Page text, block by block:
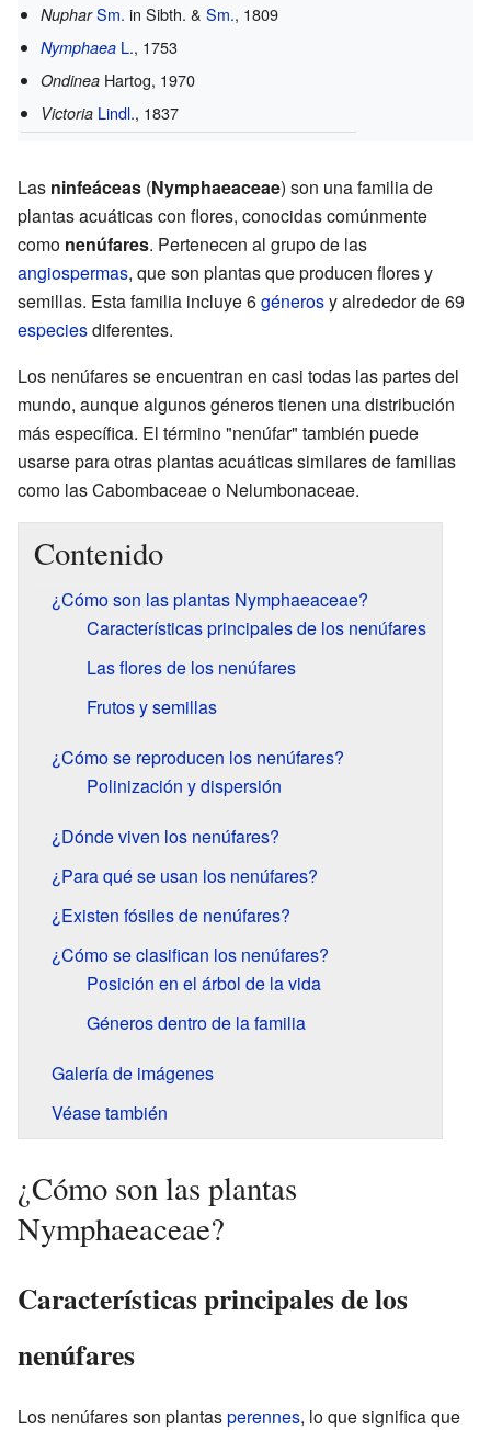
Nuphar Sm. in Sibth. & Sm., 1809
Nymphaea L., 1753
OndineaHartog, 1970
Victoria Lindl., 1837
Las ninfeáceas (Nymphaeaceae) son una familia de
plantas acuáticas con flores, conocidas comúnmente
como nenúfares. Pertenecen al grupo de las
angiospermas, que son plantas que producen flores y
semillas. Esta familia incluye 6génerosy alrededor de 69
especiesdiferentes.
Los nenúfares se encuentran en casi todas las partes del
mundo, aunque algunos géneros tienen una distribución
más específica. El término "nenúfar" también puede
usarse para otras plantas acuáticas similares de familias
como las Cabombaceae o Nelumbonaceae.
Contenido
¿Cómo son las plantas Nymphaeaceae?
Características principales de los nenúfares
Las flores de los nenúfares
Frutos y semillas
¿Cómo se reproducen los nenúfares?
Polinización y dispersión
¿Dónde viven los nenúfares?
¿Para qué se usan los nenúfares?
¿Existen fósiles de nenúfares?
¿Cómo se clasifican los nenúfares?
Posición en el árbol de la vida
Géneros dentro de la familia
Galería de imágenes
Véase también
¿Cómo son las plantas
Nymphaeaceae?
Características principales de los
nenúfares
Los nenúfares son plantasperennes, lo que significa que